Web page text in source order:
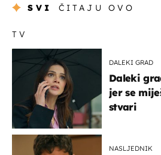
SVI ČITAJU OVO
TV
DALEKI GRAD
Daleki
jer se
stvari
NASLJEDNIK